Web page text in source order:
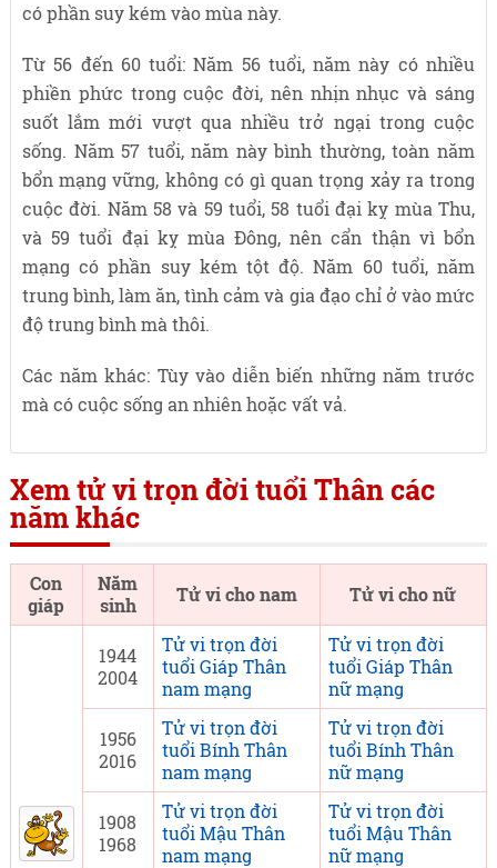
có phần suy kém vào mùa này.
Từ 56 đến 60 tuổi: Năm 56 tuổi, năm này có nhiều
phiền phức trong cuộc đời, nên nhịn nhục và sáng
suốt lắm mới vượt qua nhiều trở ngại trong cuộc
sống. Năm 57 tuổi, năm này bình thường, toàn năm
bổn mạng vững, không có gì quan trọng xảy ra trong
cuộc đời. Năm 58 và 59 tuổi, 58 tuổi đại kỵ mùa Thu,
và 59 tuổi đại kỵ mùa Đông, nên cẩn thận vì bổn
mạng có phần suy kém tột độ. Năm 60 tuổi, năm
trung bình, làm ăn, tình cảm và gia đạo chỉ ở vào mức
độ trung bình mà thôi.
Các năm khác: Tùy vào diễn biến những năm trước
mà có cuộc sống an nhiên hoặc vất vả.
Xem tử vi trọn đời tuổi Thân các
năm khác
Con
giáp
Năm
sinh
Tử vi cho nam Tử vi cho nữ
1944
2004
Tử vi trọn đời
tuổi Giáp Thân
nam mạng
Tử vi trọn đời
tuổi Giáp Thân
nữ mạng
1956
2016
Tử vi trọn đời
tuổi Bính Thân
nam mạng
Tử vi trọn đời
tuổi Bính Thân
nữ mạng
1908
1968
Tử vi trọn đời
tuổi Mậu Thân
nam mạng
Tử vi trọn đời
tuổi Mậu Thân
nữ mạng